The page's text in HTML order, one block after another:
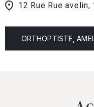
12 Rue Rue avelin,
ORTHOPTISTE,